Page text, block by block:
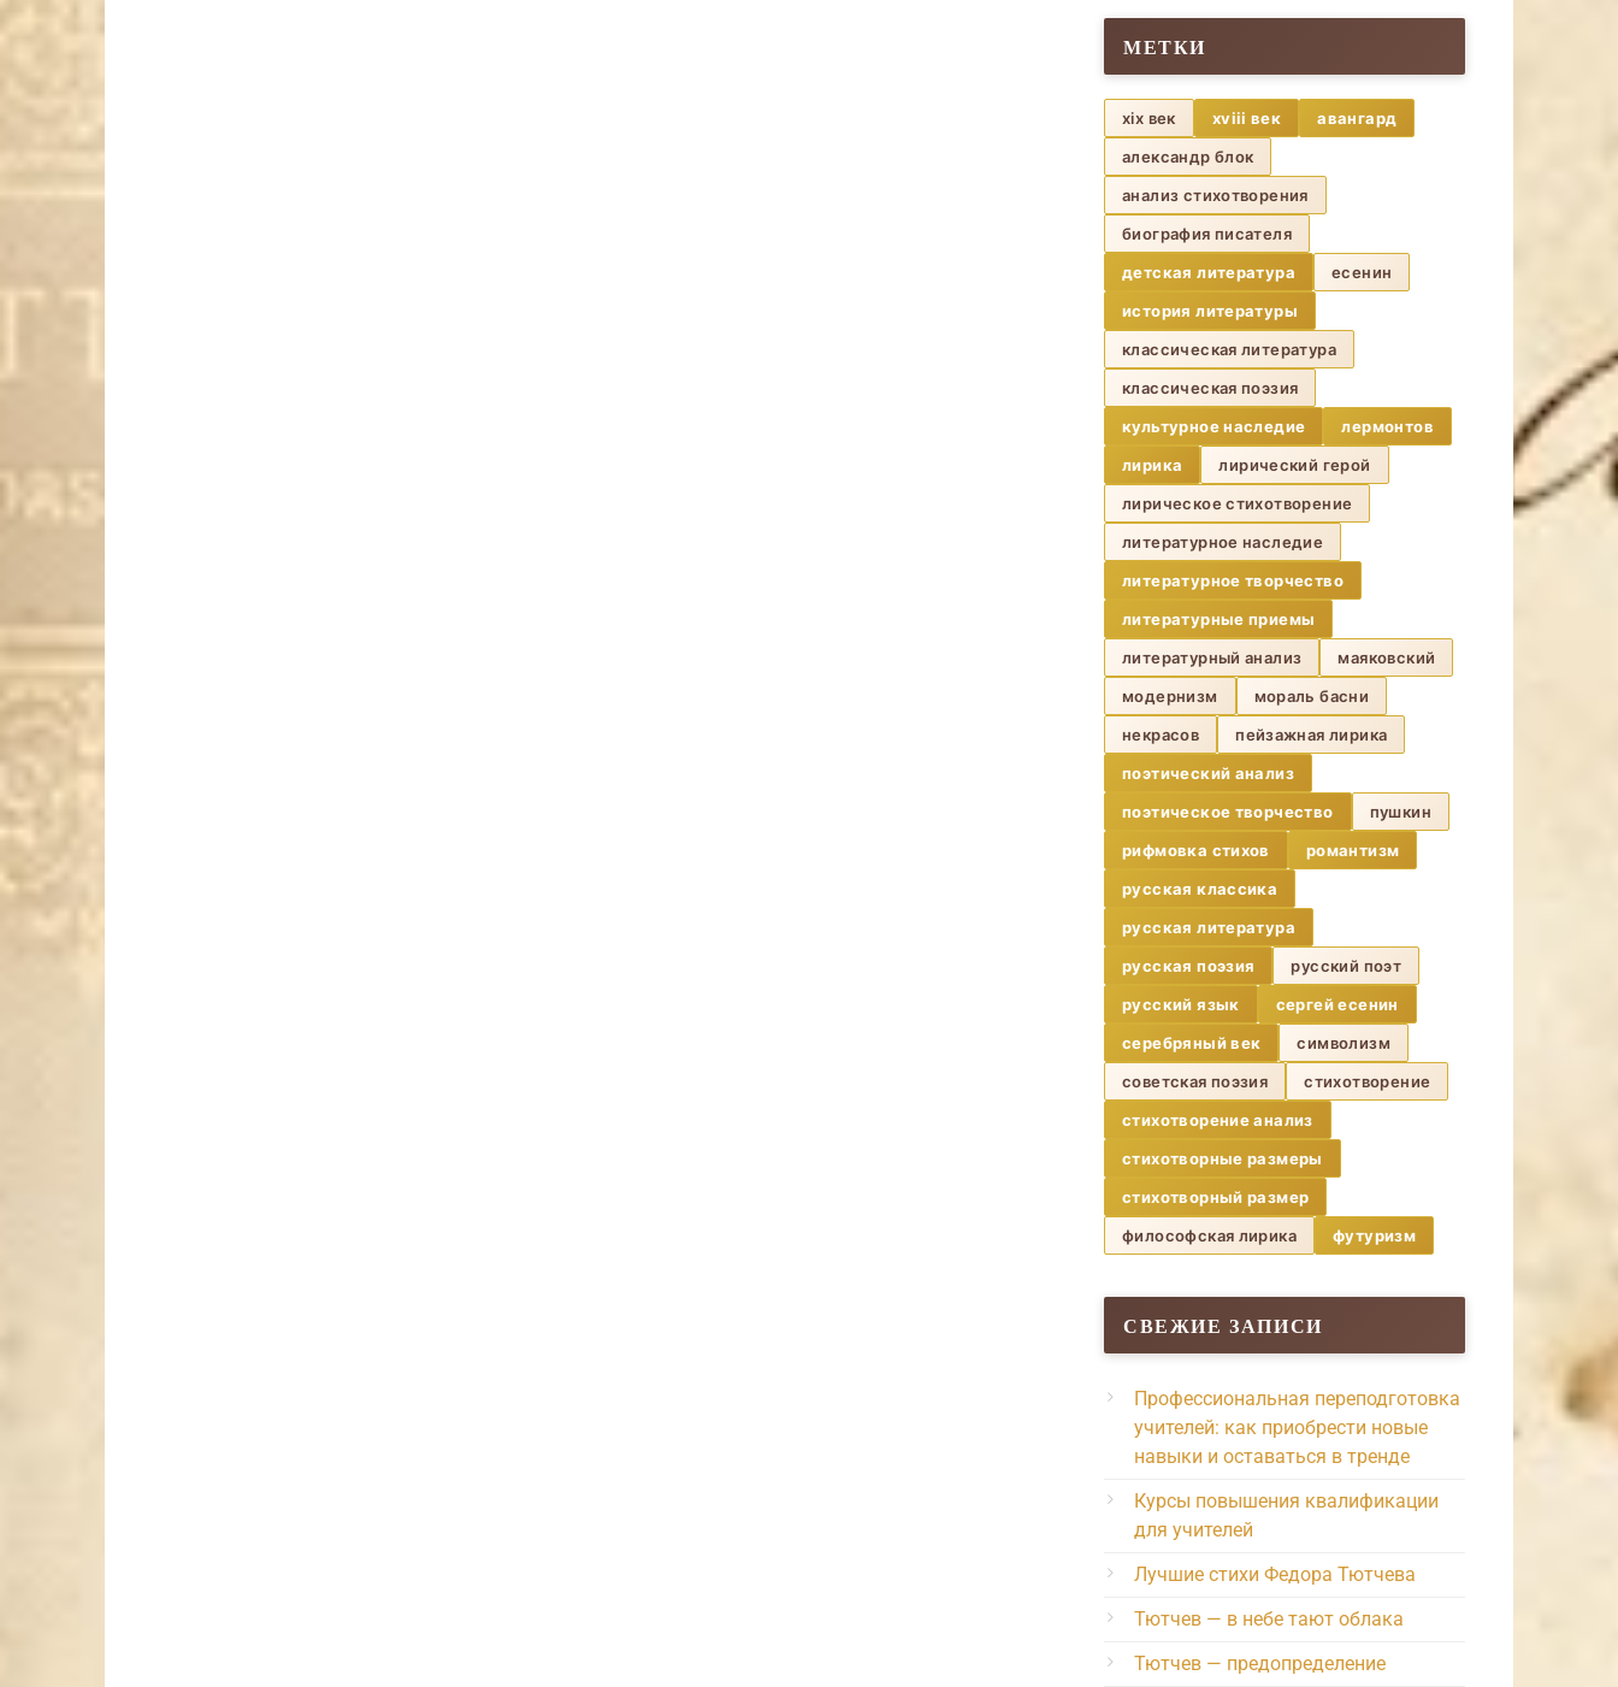
МЕТКИ
xix век xviii век
авангард
александр блок
анализ стихотворения
биография писателя
детская литература
есенин
история литературы
классическая литература
классическая поэзия
культурное наследие
лермонтов
лирика
лирический герой
лирическое стихотворение
литературное наследие
литературное творчество
литературные приемы
литературный анализ
маяковский
модернизм
мораль басни
некрасов
пейзажная лирика
поэтический анализ
поэтическое творчество
пушкин
рифмовка стихов
романтизм
русская классика
русская литература
русская поэзия
русский поэт
русский язык
сергей есенин
серебряный век
символизм
советская поэзия
стихотворение
стихотворение анализ
стихотворные размеры
стихотворный размер
философская лирика
футуризм
СВЕЖИЕ ЗАПИСИ
Профессиональная переподготовка
учителей: как приобрести новые
навыки и оставаться в тренде
Курсы повышения квалификации
для учителей
Лучшие стихи Федора Тютчева
Тютчев — в небе тают облака
Тютчев — предопределение